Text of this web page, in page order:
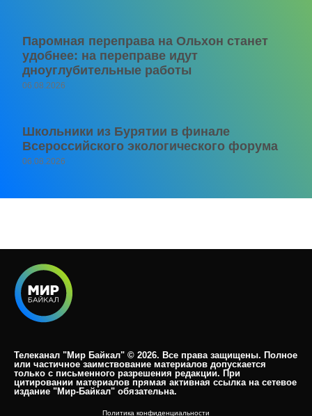
Паромная переправа на Ольхон станет
удобнее: на переправе идут
дноуглубительные работы
06.08.2026
Школьники из Бурятии в финале
Всероссийского экологического форума
06.08.2026
Телеканал "Мир Байкал" © 2026. Все права защищены. Полное
или частичное заимствование материалов допускается
только с письменного разрешения редакции. При
цитировании материалов прямая активная ссылка на сетевое
издание "Мир-Байкал" обязательна.​
Политика конфиденциальности